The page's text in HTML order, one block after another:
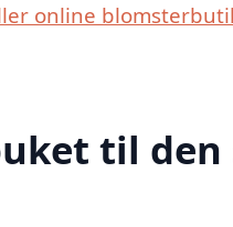
online
til